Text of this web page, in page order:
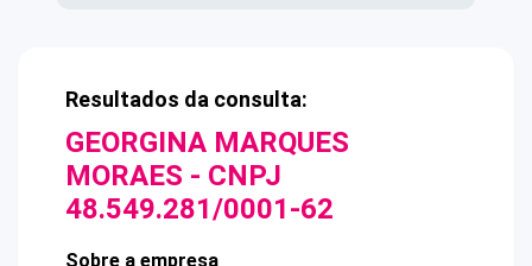
Resultados da consulta:
GEORGINA MARQUES
MORAES - CNPJ
48.549.281/0001-62
Sobre a empresa